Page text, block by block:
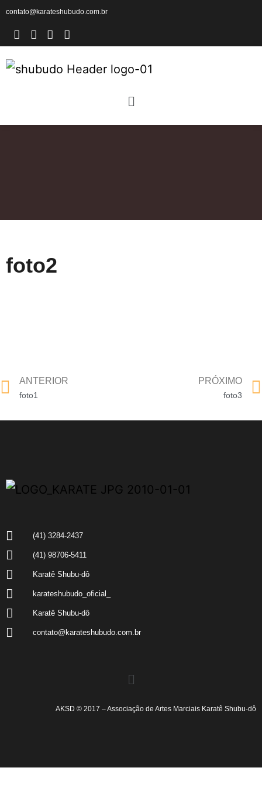
contato@karateshubudo.com.br
foto2
ANTERIOR
foto1
PRÓXIMO
foto3
(41) 3284-2437
(41) 98706-5411
Karatê Shubu-dô
karateshubudo_oficial_
Karatê Shubu-dô
contato@karateshubudo.com.br
AKSD © 2017 – Associação de Artes Marciais Karatê Shubu-dô